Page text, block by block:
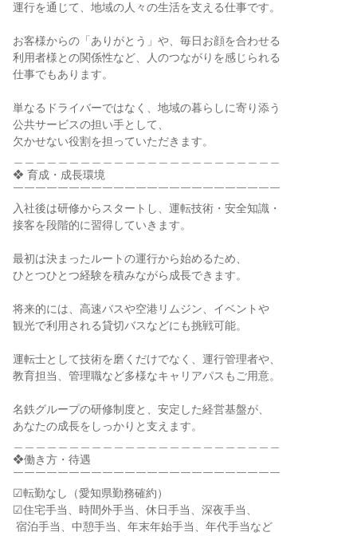
運行を通じて、地域の人々の生活を支える仕事です。
お客様からの「ありがとう」や、毎日お顔を合わせる
利用者様との関係性など、人のつながりを感じられる
仕事でもあります。
単なるドライバーではなく、地域の暮らしに寄り添う
公共サービスの担い手として、
欠かせない役割を担っていただきます。
❖ 育成・成長環境
￣￣￣￣￣￣￣￣￣￣￣￣￣￣￣￣￣￣￣￣￣￣￣￣
入社後は研修からスタートし、運転技術・安全知識・
接客を段階的に習得していきます。
最初は決まったルートの運行から始めるため、
ひとつひとつ経験を積みながら成長できます。
将来的には、高速バスや空港リムジン、イベントや
観光で利用される貸切バスなどにも挑戦可能。
運転士として技術を磨くだけでなく、運行管理者や、
教育担当、管理職など多様なキャリアパスもご用意。
名鉄グループの研修制度と、安定した経営基盤が、
あなたの成長をしっかりと支えます。
❖働き方・待遇
￣￣￣￣￣￣￣￣￣￣￣￣￣￣￣￣￣￣￣￣￣￣￣￣
☑転勤なし（愛知県勤務確約）
☑住宅手当、時間外手当、休日手当、深夜手当、